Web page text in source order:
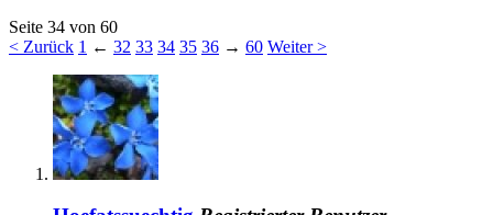
Seite 34 von 60
< Zurück 1 ← 32 33 34 35 36 → 60 Weiter >